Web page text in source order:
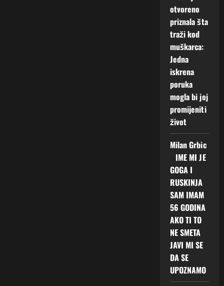
otvoreno
priznala šta
traži kod
muškarca:
Jedna
iskrena
poruka
mogla bi joj
promijeniti
život
Milan Grbic
IME MI JE
GOGA I
RUSKINJA
SAM IMAM
56 GODINA
AKO TI TO
NE SMETA
JAVI MI SE
DA SE
UPOZNAMO